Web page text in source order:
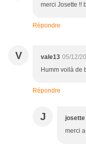
merci Josette !!
Répondre
V vale13 05/12/
Humm voilà de
Répondre
J josette
merci